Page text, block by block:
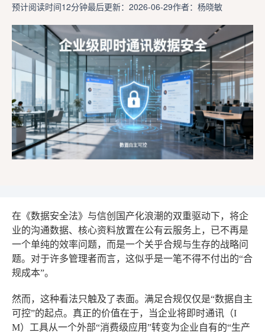
预计阅读时间12分钟最后更新：2026-06-29作者：杨晓敏
在《数据安全法》与信创国产化浪潮的双重驱动下，将企
业的沟通数据、核心资料放置在公有云服务上，已不再是
一个单纯的效率问题，而是一个关乎合规与生存的战略问
题。对于许多管理者而言，这似乎是一笔不得不付出的“合
规成本”。
然而，这种看法只触及了表面。满足合规仅仅是“数据自主
可控”的起点。真正的价值在于，当企业将即时通讯（I
M）工具从一个外部“消费级应用”转变为企业自有的“生产